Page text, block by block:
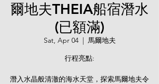
爾地夫THEIA船宿潛水
(已額滿)
Sat, Apr 04
  |
馬爾地夫
行程亮點:
潛入水晶般清澈的海水天堂，探索馬爾地夫令